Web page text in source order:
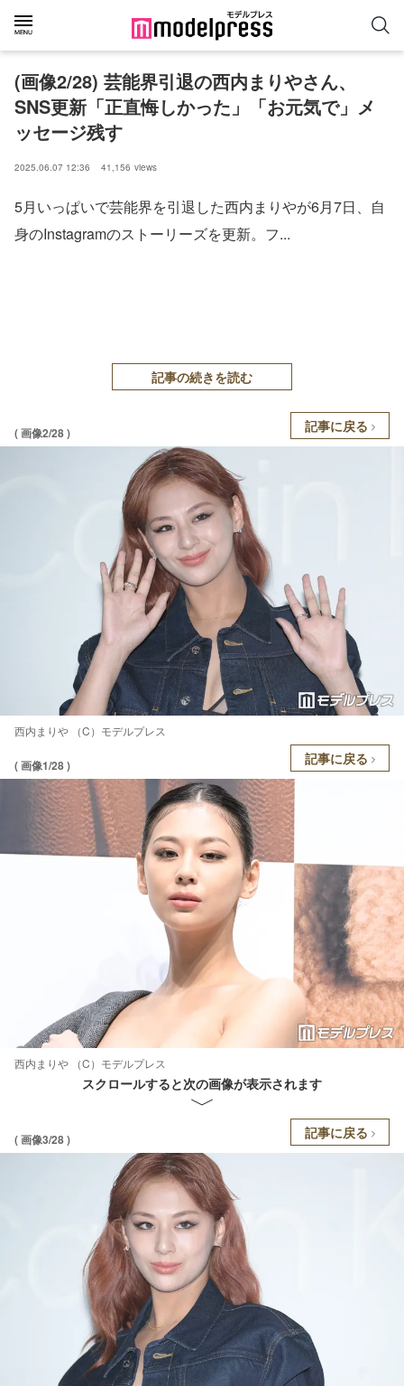
(画像2/28) 芸能界引退の西内まりやさん、
SNS更新「正直悔しかった」「お元気で」メ
ッセージ残す
2025.06.07 12:36 41,156 views
5月いっぱいで芸能界を引退した西内まりやが6月7日、自
身のInstagramのストーリーズを更新。フ...
記事の続きを読む
( 画像2/28 ) 記事に戻る
西内まりや （C）モデルプレス
( 画像1/28 ) 記事に戻る
西内まりや （C）モデルプレス
スクロールすると次の画像が表示されます
( 画像3/28 ) 記事に戻る